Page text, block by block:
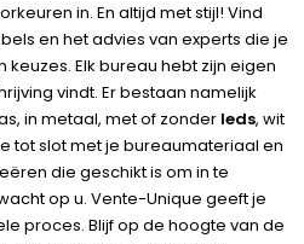
in. En altijd met stijl! Vind
en het advies van experts die je
Elk bureau hebt zijn eigen
vindt. Er bestaan namelijk
in metaal, met of zonder leds, wit
tot slot met je bureaumateriaal en
die geschikt is om in te
op u. Vente-Unique geeft je
proces. Blijf op de hoogte van de